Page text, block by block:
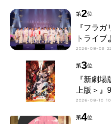
第2位
『フラ
トライブ
2026-08-09
第3位
『新劇
上版＞』
2026-08-10
第4位